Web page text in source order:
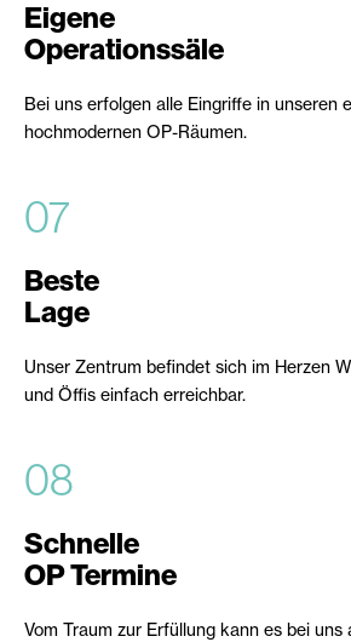
Eigene
Operationssäle
Bei uns erfolgen alle Eingriffe in unseren
hochmodernen OP-Räumen.
07
Beste
Lage
Unser Zentrum befindet sich im Herzen
und Öffis einfach erreichbar.
08
Schnelle
OP Termine
Vom Traum zur Erfüllung kann es bei